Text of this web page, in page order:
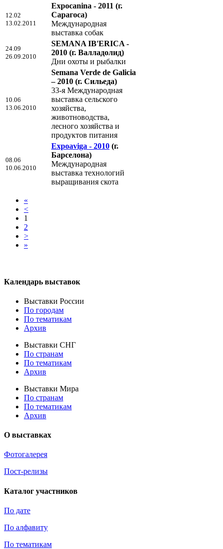
12.02
13.02.2011
Expocanina - 2011 (г.
Сарагоса)
Международная
выставка собак
24.09
26.09.2010
SEMANA IB'ERICA -
2010 (г. Валладолид)
Дни охоты и рыбалки
10.06
13.06.2010
Semana Verde de Galicia
– 2010 (г. Сильеда)
33-я Международная
выставка сельского
хозяйства,
животноводства,
лесного хозяйства и
продуктов питания
08.06
10.06.2010
Expoaviga - 2010 (г.
Барселона)
Международная
выставка технологий
выращивания скота
«
<
1
2
>
»
Календарь выставок
Выставки России
По городам
По тематикам
Архив
Выставки СНГ
По странам
По тематикам
Архив
Выставки Мира
По странам
По тематикам
Архив
О выставках
Фотогалерея
Пост-релизы
Каталог участников
По дате
По алфавиту
По тематикам